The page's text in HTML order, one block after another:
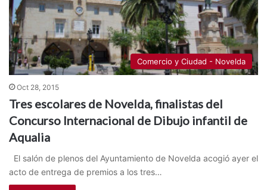
Comercio y Ciudad - Novelda
Oct 28, 2015
Tres escolares de Novelda, finalistas del
Concurso Internacional de Dibujo infantil de
Aqualia
El salón de plenos del Ayuntamiento de Novelda acogió ayer el
acto de entrega de premios a los tres…